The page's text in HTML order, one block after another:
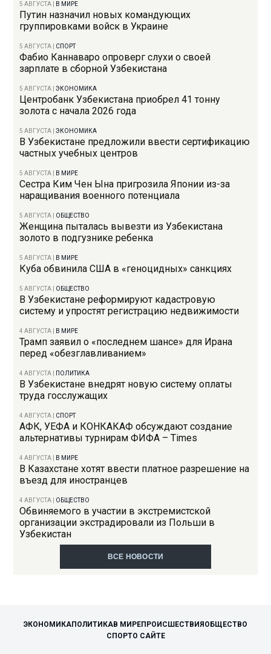
5 АВГУСТА В МИРЕ
Путин назначил новых командующих
группировками войск в Украине
5 АВГУСТА СПОРТ
Фабио Каннаваро опроверг слухи о своей
зарплате в сборной Узбекистана
5 АВГУСТА |ЭКОНОМИКА
Центробанк Узбекистана приобрел 41 тонну
золота с начала 2026 года
5 АВГУСТА |ЭКОНОМИКА
В Узбекистане предложили ввести сертификацию
частных учебных центров
5 АВГУСТА В МИРЕ
Сестра Ким Чен Ына пригрозила Японии из-за
наращивания военного потенциала
5 АВГУСТА ОБЩЕСТВО
Женщина пыталась вывезти из Узбекистана
золото в подгузнике ребенка
5 АВГУСТА В МИРЕ
Куба обвинила США в «геноцидных» санкциях
5 АВГУСТА ОБЩЕСТВО
В Узбекистане реформируют кадастровую
систему и упростят регистрацию недвижимости
4 АВГУСТА В МИРЕ
Трамп заявил о «последнем шансе» для Ирана
перед «обезглавливанием»
4 АВГУСТА ПОЛИТИКА
В Узбекистане внедрят новую систему оплаты
труда госслужащих
4 АВГУСТА СПОРТ
АФК, УЕФА и КОНКАКАФ обсуждают создание
альтернативы турнирам ФИФА – Times
4 АВГУСТА В МИРЕ
В Казахстане хотят ввести платное разрешение на
въезд для иностранцев
4 АВГУСТА ОБЩЕСТВО
Обвиняемого в участии в экстремистской
организации экстрадировали из Польши в
Узбекистан
ВСЕ НОВОСТИ
ЭКОНОМИКАПОЛИТИКАВ МИРЕПРОИСШЕСТВИЯ ОБЩЕСТВО
СПОРТО САЙТЕ